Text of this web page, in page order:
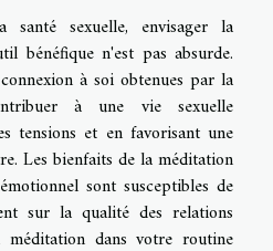
sexuelle, envisager la
bénéfique n'est pas absurde.
à soi obtenues par la
à une vie sexuelle
tensions et en favorisant une
Les bienfaits de la méditation
sont susceptibles de
sur la qualité des relations
dans votre routine